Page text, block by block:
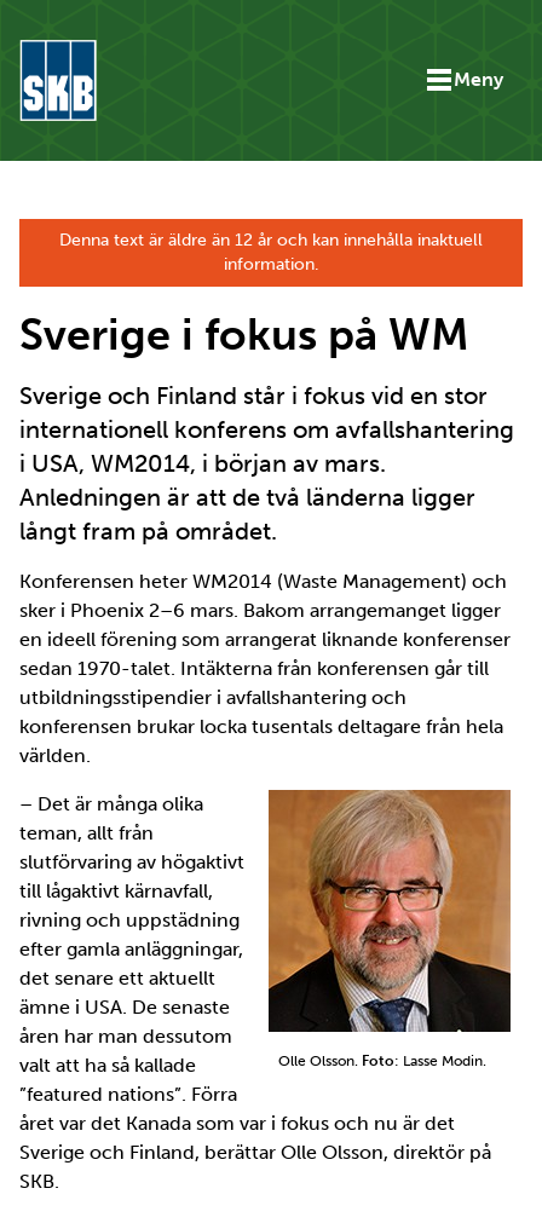
Meny
Denna text är äldre än 12 år och kan innehålla inaktuell
information.
Sverige i fokus på WM
Sverige och Finland står i fokus vid en stor
internationell konferens om avfallshantering
i USA, WM2014, i början av mars.
Anledningen är att de två länderna ligger
långt fram på området.
Konferensen heter WM2014 (Waste Management) och
sker i Phoenix 2–6 mars. Bakom arrangemanget ligger
en ideell förening som arrangerat liknande konferenser
sedan 1970-talet. Intäkterna från konferensen går till
utbildningsstipendier i avfallshantering och
konferensen brukar locka tusentals deltagare från hela
världen.
Olle Olsson. Foto: Lasse Modin.
– Det är många olika
teman, allt från
slutförvaring av högaktivt
till lågaktivt kärnavfall,
rivning och uppstädning
efter gamla anläggningar,
det senare ett aktuellt
ämne i USA. De senaste
åren har man dessutom
valt att ha så kallade
”featured nations”. Förra
året var det Kanada som var i fokus och nu är det
Sverige och Finland, berättar Olle Olsson, direktör på
SKB.